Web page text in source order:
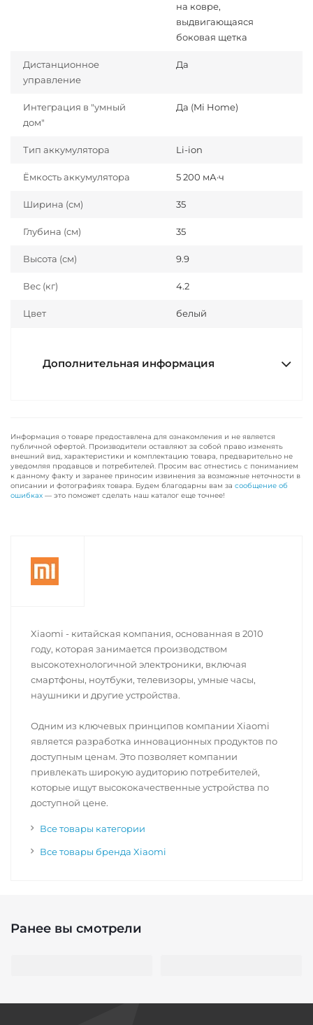
на ковре,
выдвигающаяся
боковая щетка
Дистанционное
управление
Да
Интеграция в "умный
дом"
Да (Mi Home)
Тип аккумулятора Li-ion
Ёмкость аккумулятора 5 200 мА·ч
Ширина (см) 35
Глубина (см) 35
Высота (см) 9.9
Вес (кг) 4.2
Цвет белый
Дополнительная информация
Информация о товаре предоставлена для ознакомления и не является
публичной офертой. Производители оставляют за собой право изменять
внешний вид, характеристики и комплектацию товара, предварительно не
уведомляя продавцов и потребителей. Просим вас отнестись с пониманием
к данному факту и заранее приносим извинения за возможные неточности в
описании и фотографиях товара. Будем благодарны вам за сообщение об
ошибках — это поможет сделать наш каталог еще точнее!
Xiaomi - китайская компания, основанная в 2010
году, которая занимается производством
высокотехнологичной электроники, включая
смартфоны, ноутбуки, телевизоры, умные часы,
наушники и другие устройства.
Одним из ключевых принципов компании Xiaomi
является разработка инновационных продуктов по
доступным ценам. Это позволяет компании
привлекать широкую аудиторию потребителей,
которые ищут высококачественные устройства по
доступной цене.
Все товары категории
Все товары бренда Xiaomi
Ранее вы смотрели